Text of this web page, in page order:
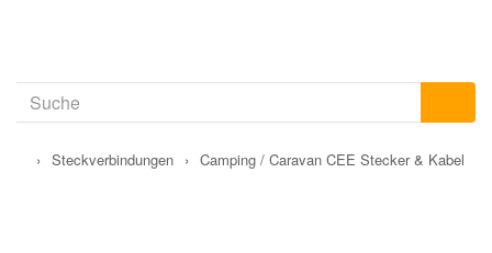
› Steckverbindungen › Camping / Caravan CEE Stecker & Kabel